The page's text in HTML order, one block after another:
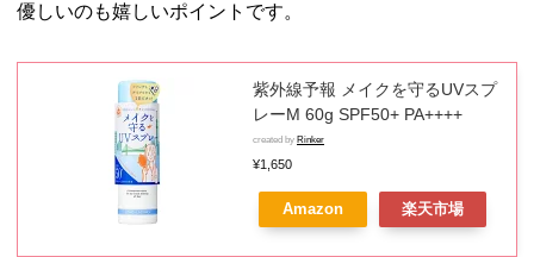
優しいのも嬉しいポイントです。
紫外線予報 メイクを守るUVスプ
レーM 60g SPF50+ PA++++
created by Rinker
¥1,650
Amazon 楽天市場